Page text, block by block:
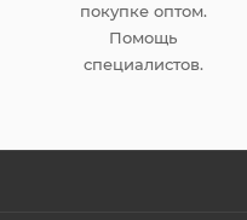
покупке оптом.
Помощь
специалистов.